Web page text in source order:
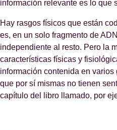
información relevante es lo que
Hay rasgos físicos que están
es, en un solo fragmento de
independiente al resto. Pero la
características físicas y
información contenida en
que por sí mismas no tienen
capítulo del libro llamado, por